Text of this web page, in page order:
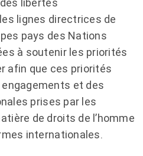
lignes directrices de
pays des Nations
à soutenir les priorités
afin que ces priorités
et des
prises par les
de droits de l’homme
internationales.